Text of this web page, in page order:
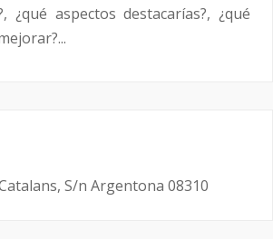
¿qué aspectos destacarías?, ¿qué
S/n Argentona 08310